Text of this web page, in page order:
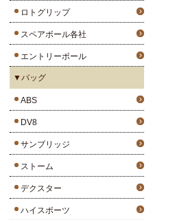
ロトグリップ
スペアボール各社
エントリーボール
▼バッグ
ABS
DV8
サンブリッジ
ストーム
デクスター
ハイスポーツ